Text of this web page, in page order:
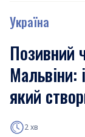
Україна
Позивний
Мальвіни:
який
2 хв